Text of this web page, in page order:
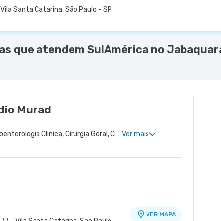
Santa Catarina, São Paulo - SP
que atendem SulAmérica no
Murad
Proctologia Clinica, Gastroenterologia Clinica, Cirurgia Geral, Cirurgia do Aparelho Digestivo, Doenças Inflamatórias Intestinais, Cirurgia Oncológica do Aparelho Digestivo Ver mais
VER MAPA